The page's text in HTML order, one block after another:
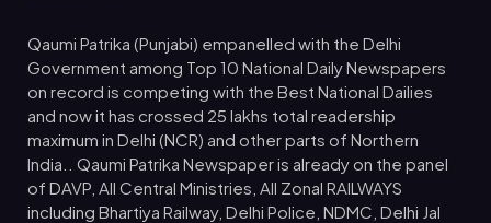
Qaumi Patrika (Punjabi) empanelled with the Delhi
Government among Top 10 National Daily Newspapers
on record is competing with the Best National Dailies
and now it has crossed 25 lakhs total readership
maximum in Delhi (NCR) and other parts of Northern
India.. Qaumi Patrika Newspaper is already on the panel
of DAVP, All Central Ministries, All Zonal RAILWAYS
including Bhartiya Railway, Delhi Police, NDMC, Delhi Jal